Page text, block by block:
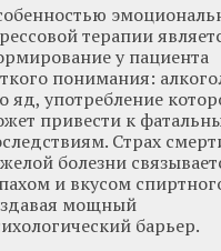
терапии
у пациента
понимания:
яд, употребление
привести к
Страх
болезни
и вкусом
мощный
барьер.